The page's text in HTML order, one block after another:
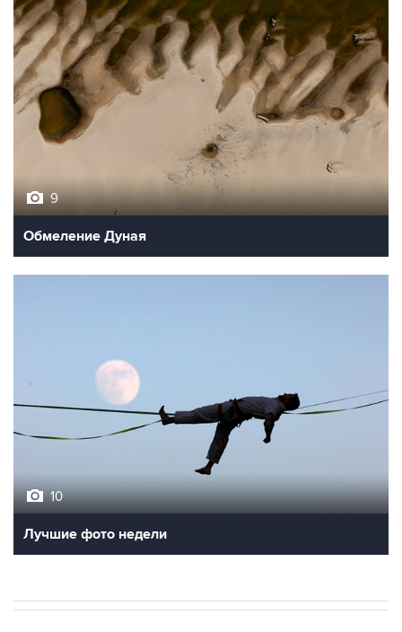
9
Обмеление Дуная
10
Лучшие фото недели